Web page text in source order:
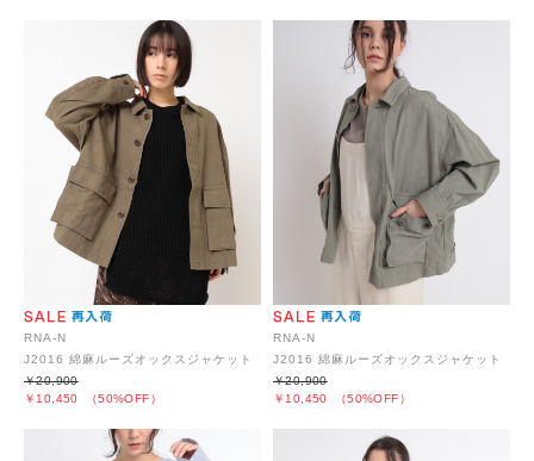
RNA-N
J2016 綿麻ルーズオックスジャケット
￥10,450 （50%OFF）
￥20,900
RNA-N
J2016 綿麻ルーズオックスジャケット
￥10,450 （50%OFF）
￥20,900